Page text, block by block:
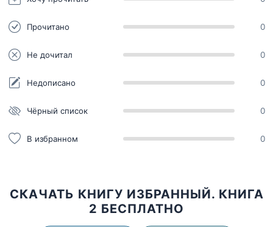
Прочитано 0
Не дочитал 0
Недописано 0
Чёрный список 0
В избранном 0
СКАЧАТЬ КНИГУ ИЗБРАННЫЙ. КНИГА
2 БЕСПЛАТНО